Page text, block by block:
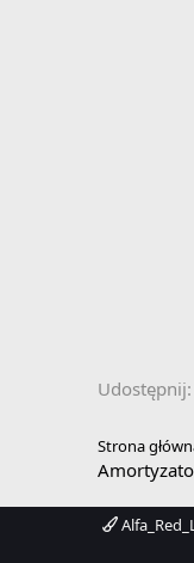
Udostępnij:
Strona